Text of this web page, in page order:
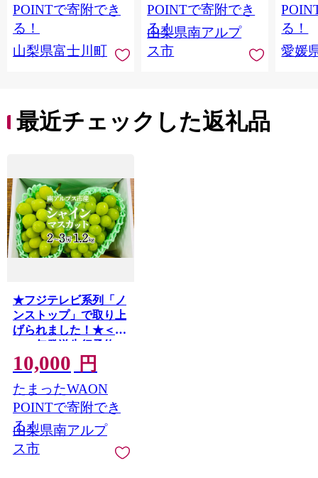
房） フルーツ 山梨県
産 果物 くだもの シャ
イン マスカット ぶど
う ブドウ 葡萄 大粒 種
POINTで寄附でき
る！
山梨県富士川町
便発送 ALPAG007
POINTで寄附でき
る！
山梨県南アルプ
ス市
あり
ツ 高
産地直
レンジ
る！
愛媛
最近チェックした返礼品
★フジテレビ系列「ノ
ンストップ」で取り上
げられました！★＜
2026年発送先行予約＞
南アルプス市産シャイ
ンマスカット1.2kg以
上（2～3房） クール
便発送 ALPAG007
10,000 円
たまったWAON
POINTで寄附でき
る！
山梨県南アルプ
ス市